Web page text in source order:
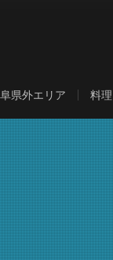
県外エリア 料